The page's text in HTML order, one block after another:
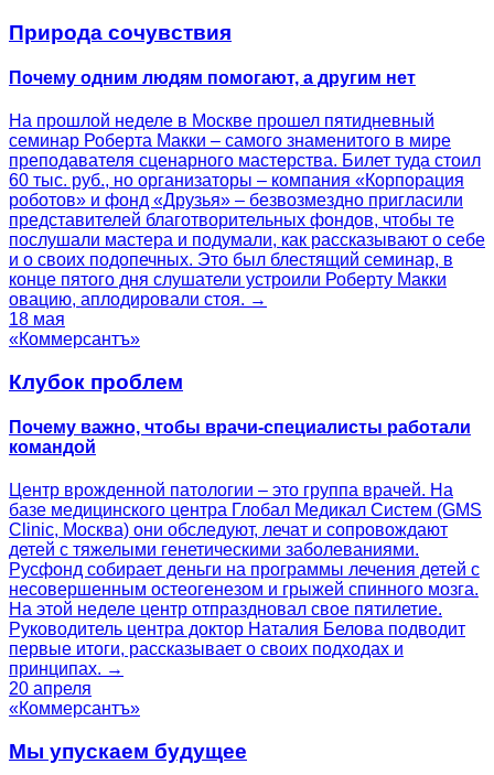
Природа сочувствия
Почему одним людям помогают, а другим нет
На прошлой неделе в Москве прошел пятидневный
семинар Роберта Макки – самого знаменитого в мире
преподавателя сценарного мастерства. Билет туда стоил
60 тыс. руб., но организаторы – компания «Корпорация
роботов» и фонд «Друзья» – безвозмездно пригласили
представителей благотворительных фондов, чтобы те
послушали мастера и подумали, как рассказывают о себе
и о своих подопечных. Это был блестящий семинар, в
конце пятого дня слушатели устроили Роберту Макки
овацию, аплодировали стоя. →
18 мая
«Коммерсантъ»
Клубок проблем
Почему важно, чтобы врачи-специалисты работали
командой
Центр врожденной патологии – это группа врачей. На
базе медицинского центра Глобал Медикал Систем (GMS
Clinic, Москва) они обследуют, лечат и сопровождают
детей с тяжелыми генетическими заболеваниями.
Русфонд собирает деньги на программы лечения детей с
несовершенным остеогенезом и грыжей спинного мозга.
На этой неделе центр отпраздновал свое пятилетие.
Руководитель центра доктор Наталия Белова подводит
первые итоги, рассказывает о своих подходах и
принципах. →
20 апреля
«Коммерсантъ»
Мы упускаем будущее